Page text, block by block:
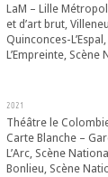
LaM – Lille
et d’art brut,
Quinconces-
L’Empreinte,
2021
Théâtre le
Carte Blanche –
L’Arc, Scène
Bonlieu, Scène